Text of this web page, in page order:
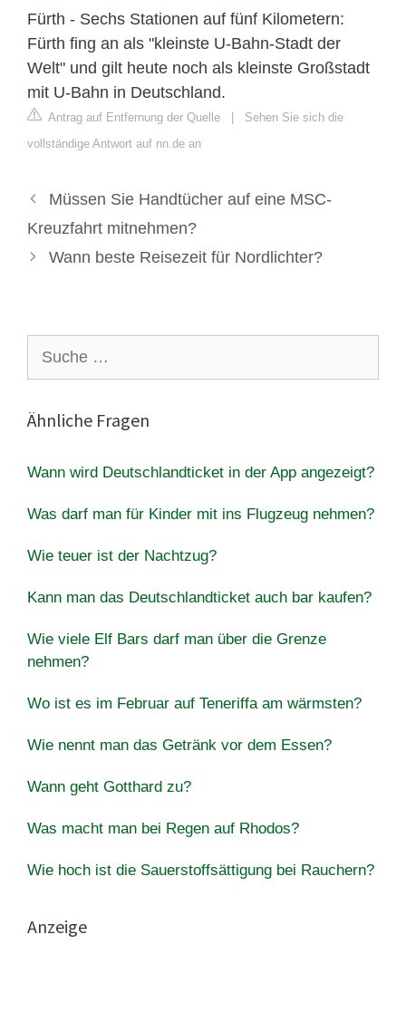
Fürth - Sechs Stationen auf fünf Kilometern:
Fürth fing an als "kleinste U-Bahn-Stadt der
Welt" und gilt heute noch als kleinste Großstadt
mit U-Bahn in Deutschland.
Antrag auf Entfernung der Quelle | Sehen Sie sich die
vollständige Antwort auf nn.de an
Müssen Sie Handtücher auf eine MSC-
Kreuzfahrt mitnehmen?
Wann beste Reisezeit für Nordlichter?
nach:
Ähnliche Fragen
Wann wird Deutschlandticket in der App angezeigt?
Was darf man für Kinder mit ins Flugzeug nehmen?
Wie teuer ist der Nachtzug?
Kann man das Deutschlandticket auch bar kaufen?
Wie viele Elf Bars darf man über die Grenze
nehmen?
Wo ist es im Februar auf Teneriffa am wärmsten?
Wie nennt man das Getränk vor dem Essen?
Wann geht Gotthard zu?
Was macht man bei Regen auf Rhodos?
Wie hoch ist die Sauerstoffsättigung bei Rauchern?
Anzeige